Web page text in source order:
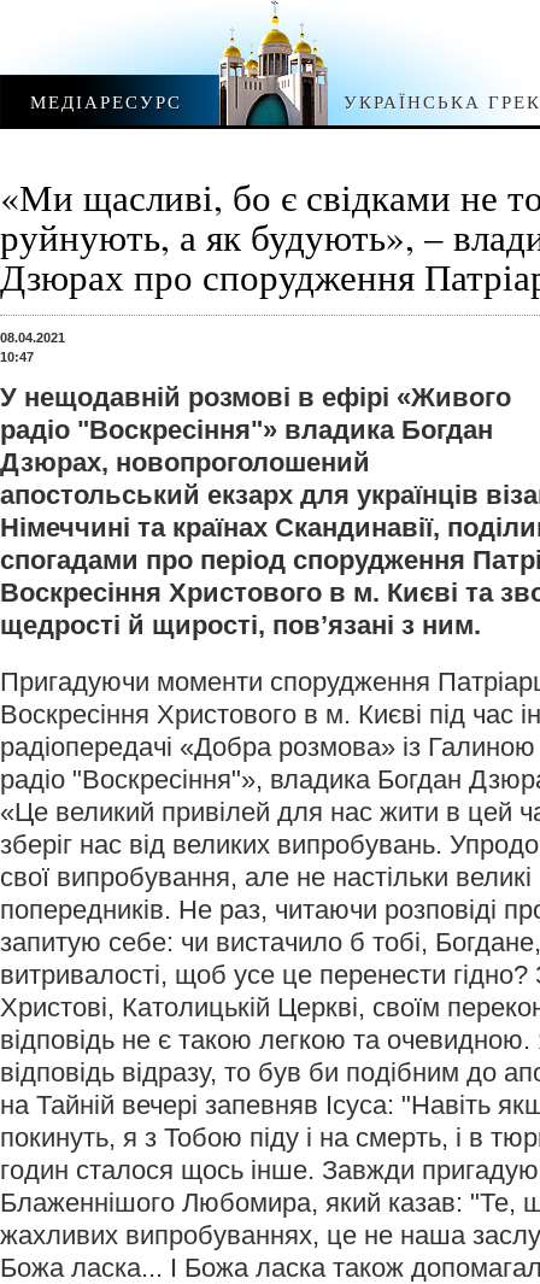
МЕДІАРЕСУРС УКРАЇНСЬКА
«Ми щасливі, бо є свідками не
руйнують, а як будують», –
Дзюрах про спорудження
08.04.2021
10:47
У нещодавній розмові в ефірі «Живого
радіо "Воскресіння"» владика Богдан
Дзюрах, новопроголошений
апостольський екзарх для українців
Німеччині та країнах Скандинавії,
спогадами про період спорудження
Воскресіння Христового в м. Києві та
щедрості й щирості, пов’язані з ним.
Пригадуючи моменти спорудження
Воскресіння Христового в м. Києві під час
радіопередачі «Добра розмова» із
радіо "Воскресіння"», владика Богдан
«Це великий привілей для нас жити в цей
зберіг нас від великих випробувань.
свої випробування, але не настільки
попередників. Не раз, читаючи розповіді
запитую себе: чи вистачило б тобі,
витривалості, щоб усе це перенести
Христові, Католицькій Церкві, своїм
відповідь не є такою легкою та
відповідь відразу, то був би подібним до
на Тайній вечері запевняв Ісуса: "Навіть
покинуть, я з Тобою піду і на смерть, і в
годин сталося щось інше. Завжди
Блаженнішого Любомира, який казав: "Те,
жахливих випробуваннях, це не наша
Божа ласка... І Божа ласка також